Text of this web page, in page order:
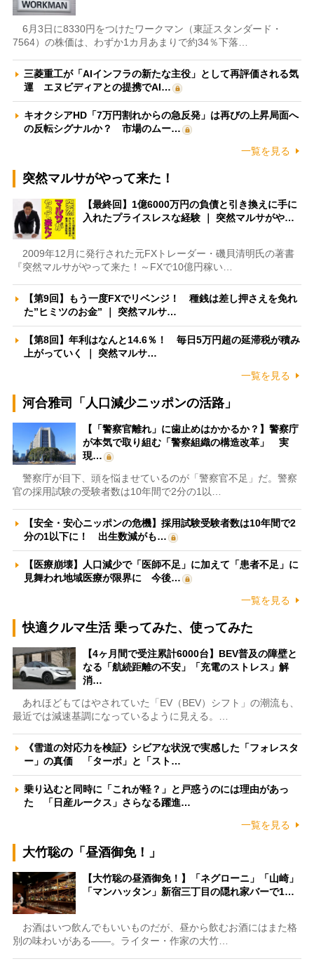
6月3日に8330円をつけたワークマン（東証スタンダード・
7564）の株価は、わずか1カ月あまりで約34％下落…
三菱重工が「AIインフラの新たな主役」として再評価される気
運 エヌビディアとの提携でAI…
キオクシアHD「7万円割れからの急反発」は再びの上昇局面へ
の反転シグナルか？ 市場のムー…
一覧を見る
突然マルサがやって来た！
【最終回】1億6000万円の負債と引き換えに手に
入れたプライスレスな経験 ｜ 突然マルサがや…
2009年12月に発行された元FXトレーダー・磯貝清明氏の著書
『突然マルサがやって来た！～FXで10億円稼い…
【第9回】もう一度FXでリベンジ！ 種銭は差し押さえを免れ
た”ヒミツのお金” ｜ 突然マルサ…
【第8回】年利はなんと14.6％！ 毎日5万円超の延滞税が積み
上がっていく ｜ 突然マルサ…
一覧を見る
河合雅司「人口減少ニッポンの活路」
【「警察官離れ」に歯止めはかかるか？】警察庁
が本気で取り組む「警察組織の構造改革」 実
現…
警察庁が目下、頭を悩ませているのが「警察官不足」だ。警察
官の採用試験の受験者数は10年間で2分の1以…
【安全・安心ニッポンの危機】採用試験受験者数は10年間で2
分の1以下に！ 出生数減がも…
【医療崩壊】人口減少で「医師不足」に加えて「患者不足」に
見舞われ地域医療が限界に 今後…
一覧を見る
快適クルマ生活 乗ってみた、使ってみた
【4ヶ月間で受注累計6000台】BEV普及の障壁と
なる「航続距離の不安」「充電のストレス」解
消…
あれほどもてはやされていた「EV（BEV）シフト」の潮流も、
最近では減速基調になっているように見える。…
《雪道の対応力を検証》シビアな状況で実感した「フォレスタ
ー」の真価 「ターボ」と「スト…
乗り込むと同時に「これが軽？」と戸惑うのには理由があっ
た 「日産ルークス」さらなる躍進…
一覧を見る
大竹聡の「昼酒御免！」
【大竹聡の昼酒御免！】「ネグローニ」「山崎」
「マンハッタン」新宿三丁目の隠れ家バーで1…
お酒はいつ飲んでもいいものだが、昼から飲むお酒にはまた格
別の味わいがある――。ライター・作家の大竹…